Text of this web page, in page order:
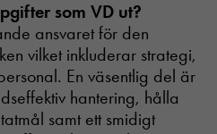
som VD ut?
ansvaret för den
vilket inkluderar strategi,
En väsentlig del är
hantering, hålla
samt ett smidigt